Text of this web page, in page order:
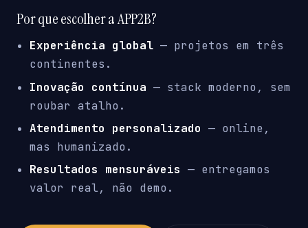
Por que escolher a APP2B?
Experiência global — projetos em três
continentes.
Inovação contínua — stack moderno, sem
roubar atalho.
Atendimento personalizado — online,
mas humanizado.
Resultados mensuráveis — entregamos
valor real, não demo.